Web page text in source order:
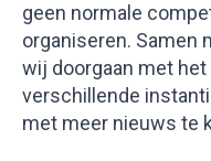
geen normale
organiseren. Samen
wij doorgaan met
verschillende
met meer nieuws te